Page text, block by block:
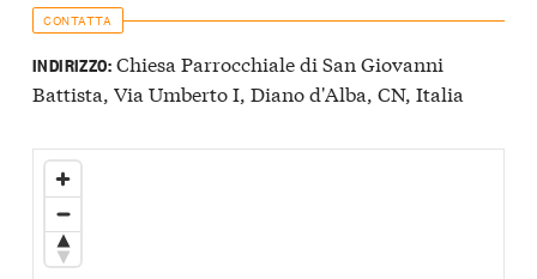
CONTATTA
INDIRIZZO:Chiesa Parrocchiale di San Giovanni
Battista, Via Umberto I, Diano d'Alba, CN, Italia